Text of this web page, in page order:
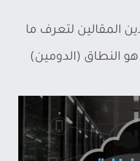
المقالين لتعرف ما
النطاق (الدومين)